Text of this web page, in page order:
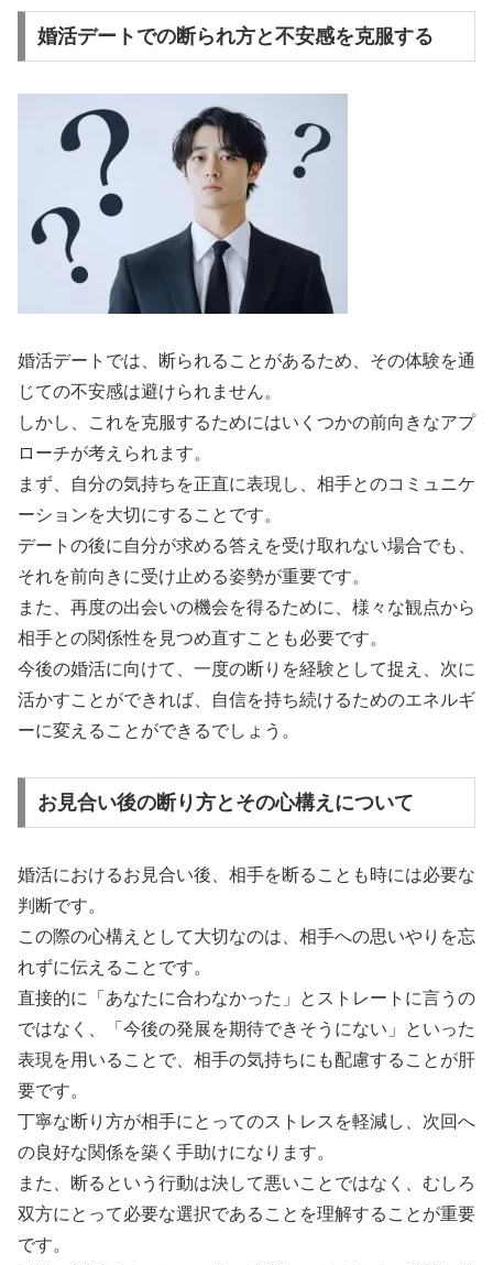
婚活デートでの断られ方と不安感を克服する
婚活デートでは、断られることがあるため、その体験を通
じての不安感は避けられません。
しかし、これを克服するためにはいくつかの前向きなアプ
ローチが考えられます。
まず、自分の気持ちを正直に表現し、相手とのコミュニケ
ーションを大切にすることです。
デートの後に自分が求める答えを受け取れない場合でも、
それを前向きに受け止める姿勢が重要です。
また、再度の出会いの機会を得るために、様々な観点から
相手との関係性を見つめ直すことも必要です。
今後の婚活に向けて、一度の断りを経験として捉え、次に
活かすことができれば、自信を持ち続けるためのエネルギ
ーに変えることができるでしょう。
お見合い後の断り方とその心構えについて
婚活におけるお見合い後、相手を断ることも時には必要な
判断です。
この際の心構えとして大切なのは、相手への思いやりを忘
れずに伝えることです。
直接的に「あなたに合わなかった」とストレートに言うの
ではなく、「今後の発展を期待できそうにない」といった
表現を用いることで、相手の気持ちにも配慮することが肝
要です。
丁寧な断り方が相手にとってのストレスを軽減し、次回へ
の良好な関係を築く手助けになります。
また、断るという行動は決して悪いことではなく、むしろ
双方にとって必要な選択であることを理解することが重要
です。